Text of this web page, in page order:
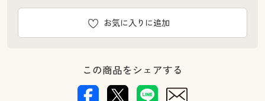
お気に入りに追加
この商品をシェアする